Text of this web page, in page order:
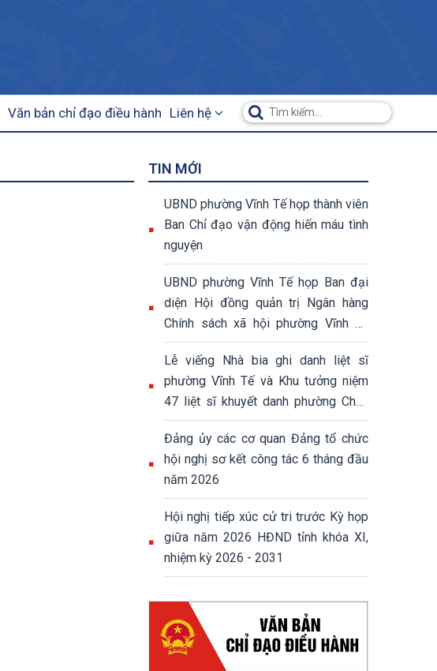
Văn bản chỉ đạo điều hành Liên hệ
TIN MỚI
UBND phường Vĩnh Tế họp thành viên
Ban Chỉ đạo vận động hiến máu tình
nguyện
UBND phường Vĩnh Tế họp Ban đại
diện Hội đồng quản trị Ngân hàng
Chính sách xã hội phường Vĩnh Tế
quý II năm 2026
Lễ viếng Nhà bia ghi danh liệt sĩ
phường Vĩnh Tế và Khu tưởng niệm
47 liệt sĩ khuyết danh phường Châu
Đốc
Đảng ủy các cơ quan Đảng tổ chức
hội nghị sơ kết công tác 6 tháng đầu
năm 2026
Hội nghị tiếp xúc cử tri trước Kỳ họp
giữa năm 2026 HĐND tỉnh khóa XI,
nhiệm kỳ 2026 - 2031